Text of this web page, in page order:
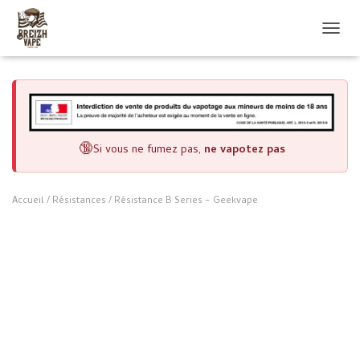
U
I
/
R
🔞Si vous ne fumez pas, ne vapotez pas
Accueil/ Résistances / Résistance B Series – Geekvape